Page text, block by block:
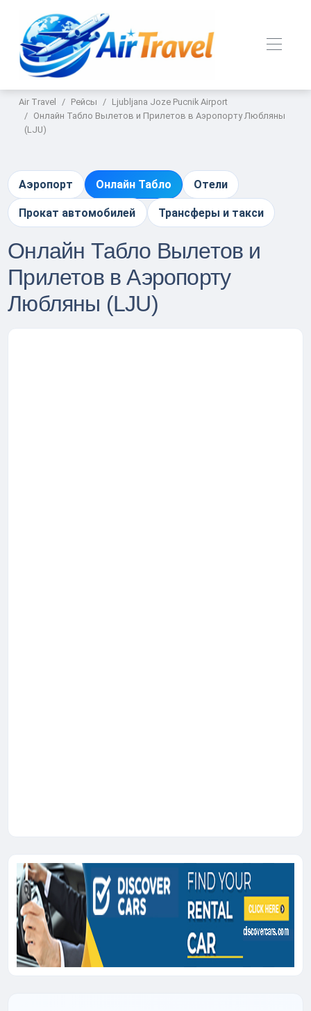
Air Travel Рейсы
Ljubljana Joze Pucnik Airport
Онлайн Табло Вылетов и Прилетов в Аэропорту Любляны
(LJU)
Аэропорт Онлайн Табло Отели
Прокат автомобилей Трансферы и такси
Онлайн Табло Вылетов и
Прилетов в Аэропорту
Любляны (LJU)